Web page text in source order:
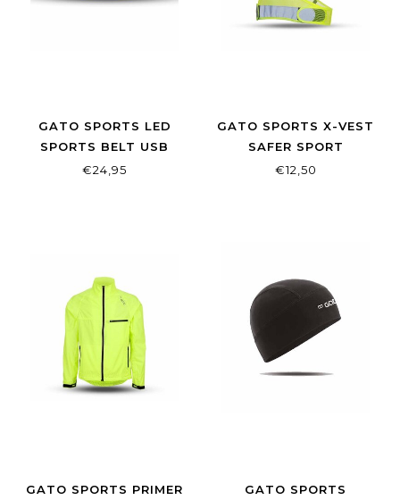
GATO SPORTS LED
SPORTS BELT USB
NEON YELLOW
€24,95
GATO SPORTS X-VEST
SAFER SPORT
REFLECTIVE
€12,50
GATO SPORTS PRIMER
GATO SPORTS